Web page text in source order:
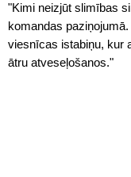
"Kimi neizjūt slimības
komandas
viesnīcas istabiņu, kur
ātru atveseļošanos."